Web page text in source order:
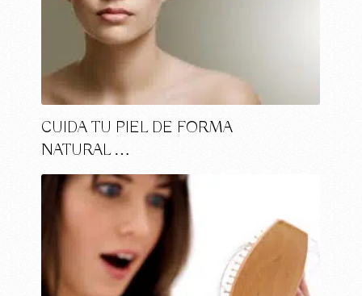
CUIDA TU PIEL DE FORMA
NATURAL …